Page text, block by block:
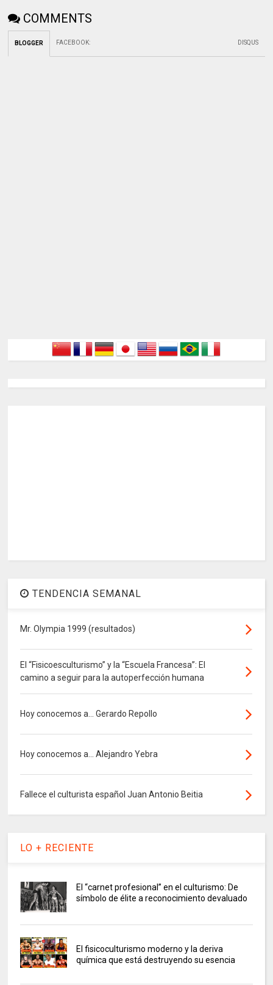
COMMENTS
BLOGGER FACEBOOK: DISQUS
TENDENCIA SEMANAL
Mr. Olympia 1999 (resultados)
El “Fisicoesculturismo” y la “Escuela Francesa”: El
camino a seguir para la autoperfección humana
Hoy conocemos a... Gerardo Repollo
Hoy conocemos a... Alejandro Yebra
Fallece el culturista español Juan Antonio Beitia
LO + RECIENTE
El “carnet profesional” en el culturismo: De
símbolo de élite a reconocimiento devaluado
El fisicoculturismo moderno y la deriva
química que está destruyendo su esencia